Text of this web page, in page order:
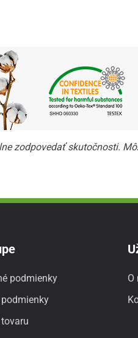
zodpovedať skutočnosti.
podmienky
O